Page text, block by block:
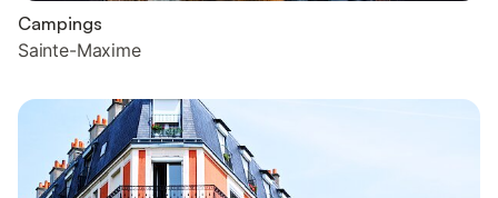
Campings
Sainte-Maxime